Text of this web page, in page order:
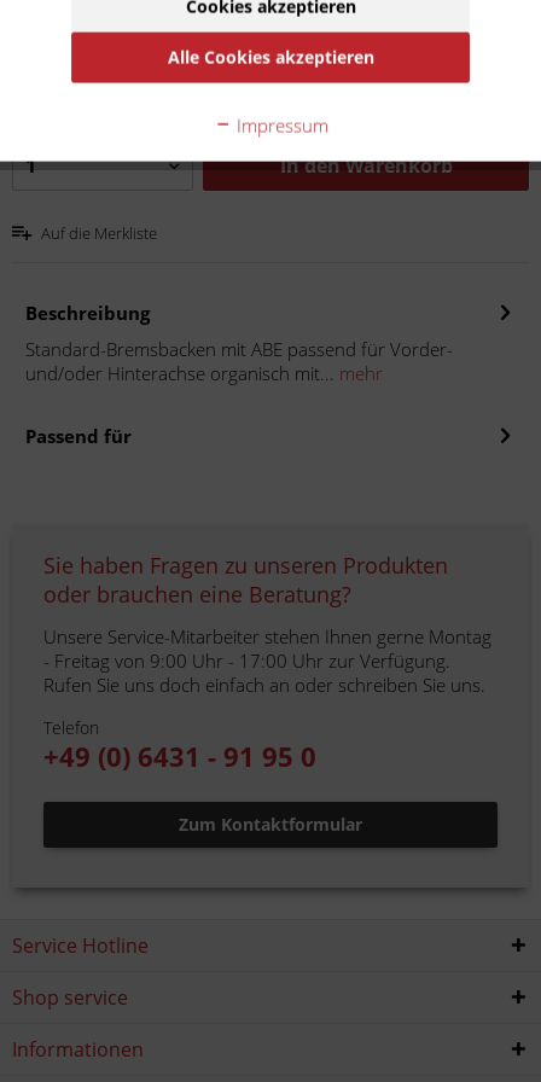
zzgl. Versandkosten
In denWarenkorb
Auf die Merkliste
Beschreibung
Standard-Bremsbacken mit ABE passend für Vorder-
und/oder Hinterachse organisch mit... mehr
Passend für
Sie haben Fragen zu unseren Produkten
oder brauchen eine Beratung?
Unsere Service-Mitarbeiter stehen Ihnen gerne Montag
- Freitag von 9:00 Uhr - 17:00 Uhr zur Verfügung.
Rufen Sie uns doch einfach an oder schreiben Sie uns.
Telefon
+49 (0) 6431 - 91 95 0
Zum Kontaktformular
Service Hotline
Shop service
Informationen
Cookies akzeptieren
Alle Cookies akzeptieren
Impressum